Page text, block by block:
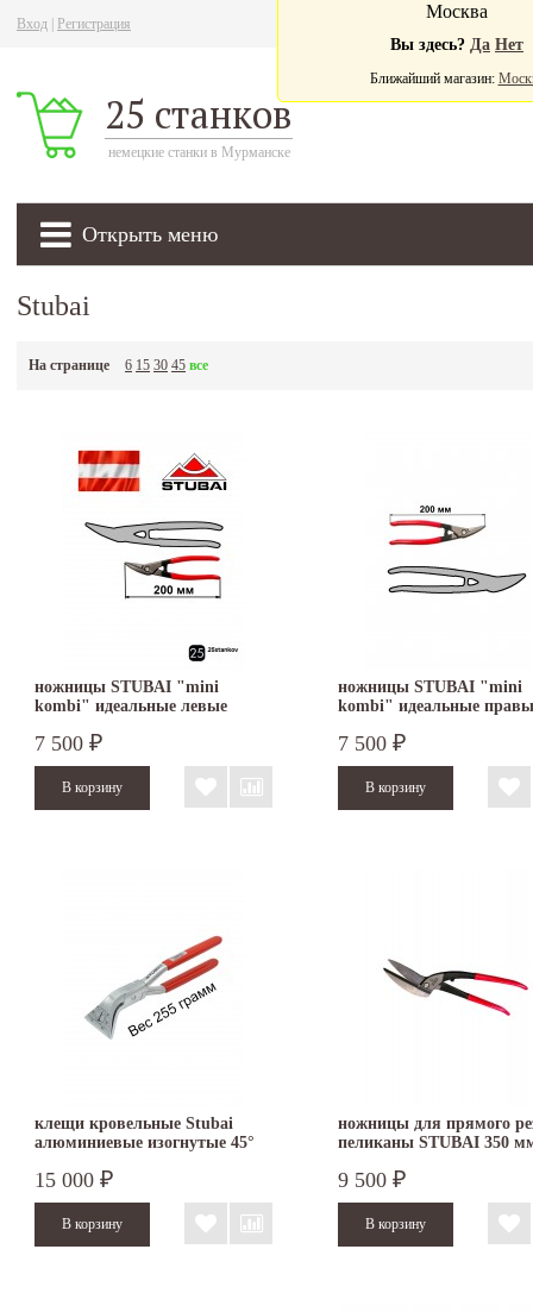
Вход Регистрация
25 станков
немецкие станки в Мурманске
Открыть меню
Москва
Вы здесь? Да Нет
Ближайший магазин:
Stubai
На странице 6 15 30 45 все
ножницы STUBAI "mini
kombi" идеальные левые
7 500 ₽
ножницы STUBAI "mini
kombi" идеальные
7 500 ₽
клещи кровельные Stubai
алюминиевые изогнутые 45°
15 000 ₽
ножницы для прямого
пеликаны STUBAI 350
9 500 ₽